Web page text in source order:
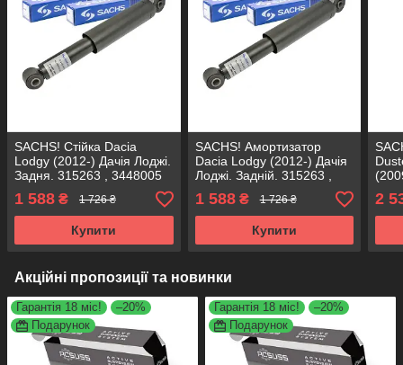
SACHS! Стійка Dacia
Lodgy (2012-) Дачія Лоджі.
Задня. 315263 , 3448005
САКС
1 588 ₴ 1 726 ₴
Купити
SACHS! Амортизатор
Dacia Lodgy (2012-) Дачія
Лоджі. Задній. 315263 ,
3448005 САКС
1 588₴ 1 726 ₴
Купити
,
2
Акційні пропозиції та новинки
Гарантія 18 міс!
–20%
Подарунок
Гарантія 18 міс!
–20%
Подарунок